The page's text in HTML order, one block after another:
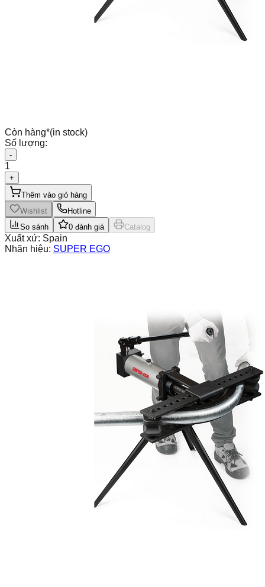
Còn hàng*(in stock)
Số lượng:
-
1
+
Thêm vào giỏ hàng
Wishlist
Hotline
So sánh
0 đánh giá Catalog
Xuất xứ: Spain
Nhãn hiệu: SUPER EGO